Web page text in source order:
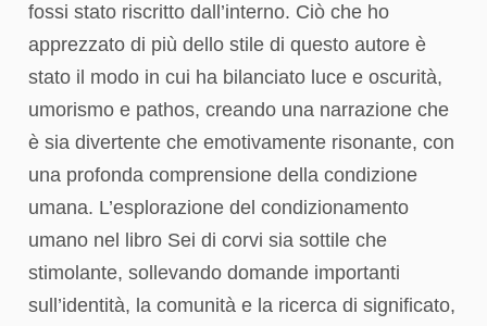
fossi stato riscritto dall’interno. Ciò che ho
apprezzato di più dello stile di questo autore è
stato il modo in cui ha bilanciato luce e oscurità,
umorismo e pathos, creando una narrazione che
è sia divertente che emotivamente risonante, con
una profonda comprensione della condizione
umana. L’esplorazione del condizionamento
umano nel libro Sei di corvi sia sottile che
stimolante, sollevando domande importanti
sull’identità, la comunità e la ricerca di significato,